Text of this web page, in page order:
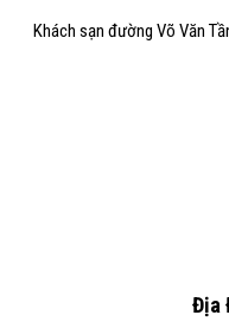
Khách sạn đường Võ Văn
Địa